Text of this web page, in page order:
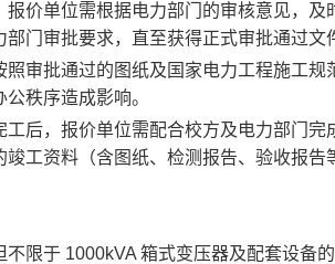
报价单位需根据电力部门的审核意见，
部门审批要求，直至获得正式审批通过
照审批通过的图纸及国家电力工程施工
秩序造成影响。
工后，报价单位需配合校方及电力部门
竣工资料（含图纸、检测报告、验收报告
不限于 1000kVA 箱式变压器及配套设备